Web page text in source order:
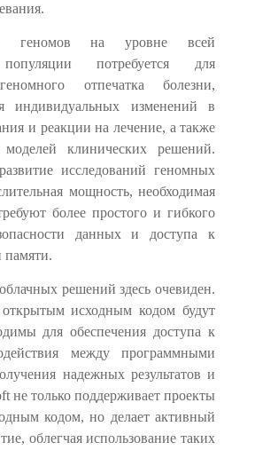
геномов на уровне всей
популяции потребуется для
отпечатка болезни,
индивидуальных изменений в
и реакции на лечение, а также
моделей клинических решений.
исследований геномных
мощность, необходимая
более простого и гибкого
данных и доступа к
памяти.
решений здесь очевиден.
исходным кодом будут
для обеспечения доступа к
между программными
надежных результатов и
не только поддерживает проекты
кодом, но делает активный
облегчая использование таких